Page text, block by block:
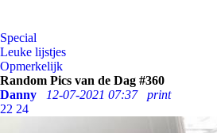
Special
Leuke lijstjes
Opmerkelijk
Random Pics van de Dag #360
Danny
12-07-2021 07:37
print
22 24